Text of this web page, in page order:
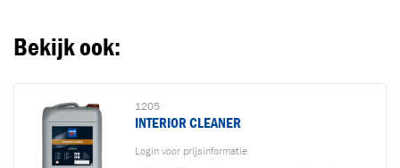
Bekijk ook:
1205
INTERIOR CLEANER
Login voor prijsinformatie